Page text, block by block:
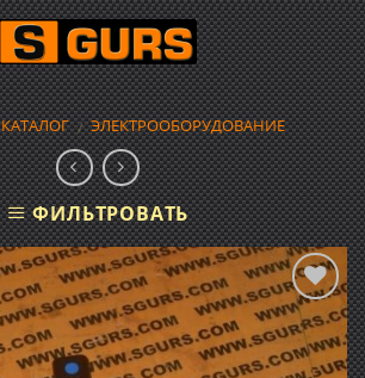
КАТАЛОГ / ЭЛЕКТРООБОРУДОВАНИЕ
ФИЛЬТРОВАТЬ
Добавить
в список
желаний